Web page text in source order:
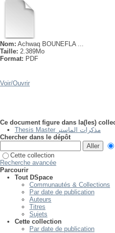
Nom: Achwaq BOUNEFLA ...
Taille: 2.389Mo
Format: PDF
Voir/Ouvrir
Ce document figure dans la(les)
Thesis Master مذكرات الماستر
Chercher dans le dépôt
Cette collection
Recherche avancée
Parcourir
Tout DSpace
Communautés & Collections
Par date de publication
Auteurs
Titres
Sujets
Cette collection
Par date de publication